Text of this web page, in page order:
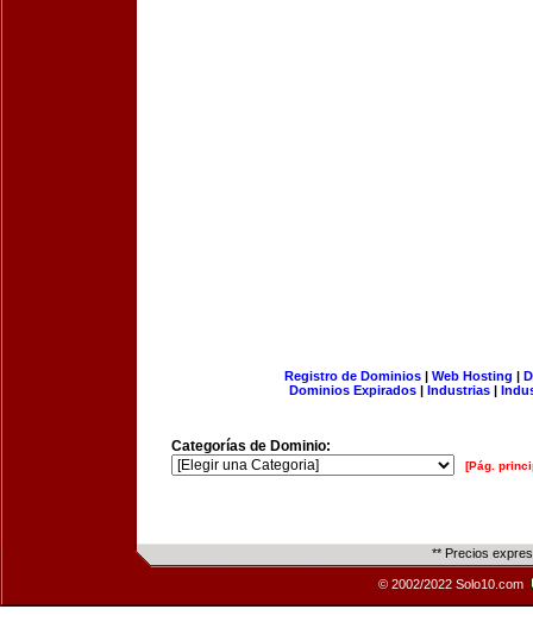
Registro de Dominios| Web Hosting |
Dominios Expirados | Industrias |
Categorías de Dominio:
[Pág.
** Precios
© 2002/2022 Solo10.com